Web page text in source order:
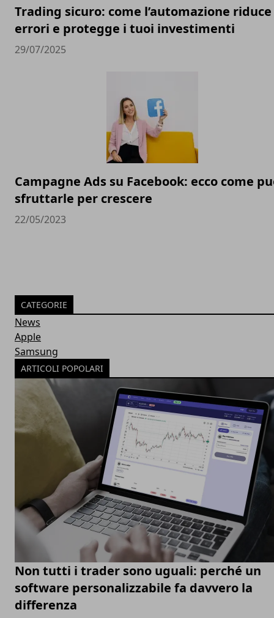
Trading sicuro: come l’automazione
errori e protegge i tuoi investimenti
29/07/2025
Campagne Ads su Facebook: ecco come
sfruttarle per crescere
22/05/2023
CATEGORIE
News
Apple
Samsung
ARTICOLI POPOLARI
Non tutti i trader sono uguali: perché un
software personalizzabile fa davvero la
differenza